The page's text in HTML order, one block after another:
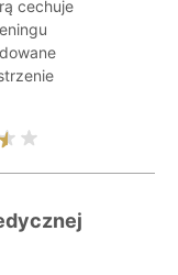
cechuje